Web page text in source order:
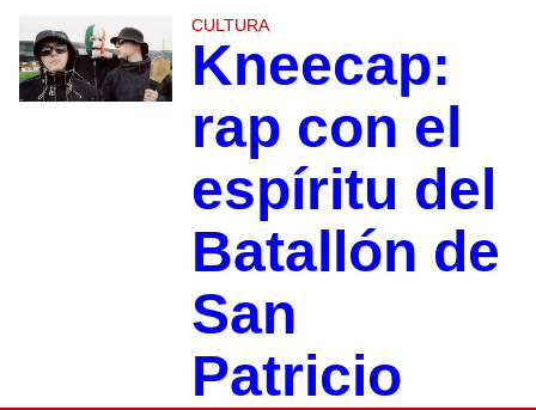
CULTURA
Kneecap:
rap con el
espíritu del
Batallón de
San
Patricio